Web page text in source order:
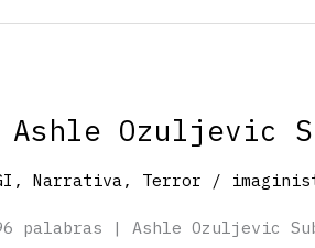
Ashle Ozuljevic
,Narrativa, Terror /
| Ashle Ozuljevic